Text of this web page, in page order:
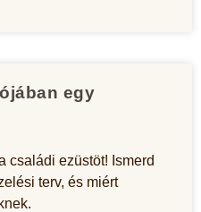
egy
családi ezüstöt! Ismerd
terv, és miért